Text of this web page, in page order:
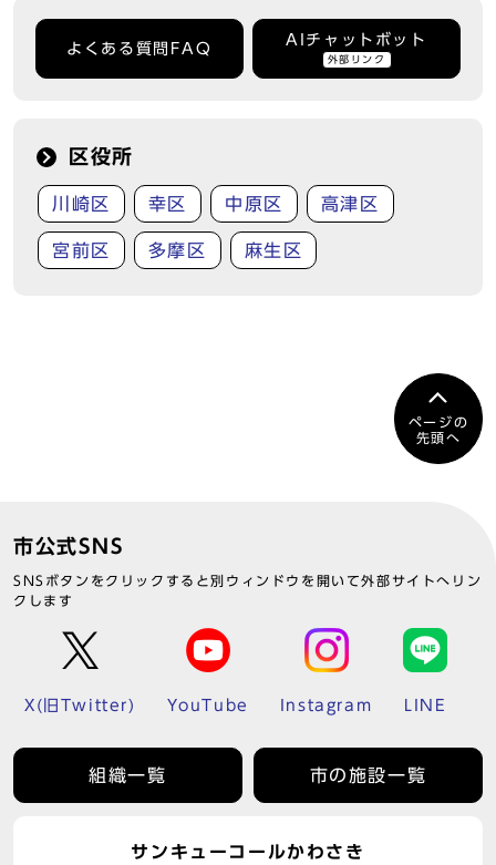
よくある質問FAQ
AIチャットボット
外部リンク
区役所
川崎区 幸区 中原区 高津区
宮前区 多摩区 麻生区
ページの
先頭へ
市公式SNS
SNSボタンをクリックすると別ウィンドウを開いて外部サイトへリン
クします
X(旧Twitter) YouTube Instagram LINE
組織一覧 市の施設一覧
サンキューコールかわさき